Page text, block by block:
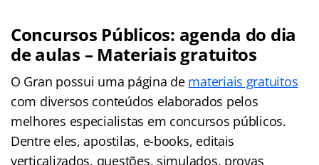
Concursos Públicos: agenda do dia
de aulas – Materiais gratuitos
O Gran possui uma página de materiais gratuitos
com diversos conteúdos elaborados pelos
melhores especialistas em concursos públicos.
Dentre eles, apostilas, e-books, editais
verticalizados, questões, simulados, provas